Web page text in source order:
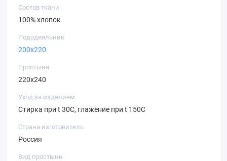
Состав ткани
100% хлопок
Пододеяльник
200х220
Простыня
220х240
Уход за изделием
Стирка при t 30С, глажение при t 150С
Страна изготовитель
Россия
Вид простыни